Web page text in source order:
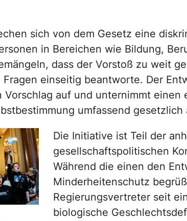
sich von dem Gesetz eine
in Bereichen wie Bildung,
dass der Vorstoß zu weit
Fragen einseitig beantworte. Der
auf und unternimmt einen
umfassend gesetzlich
Die Initiative ist Teil der
gesellschaftspolitischen
Während die einen den
Minderheitenschutz
Regierungsvertreter seit
biologische